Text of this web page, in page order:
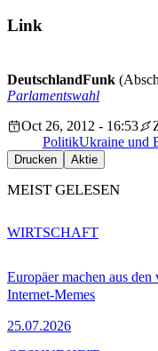
Link
DeutschlandFunk
Parlamentswahl
Oct 26, 2012 - 16:53
PolitikUkraine und
Drucken Aktie
MEIST GELESEN
Europäer machen aus
Internet-Memes
25.07.2026
WIRTSCHAFT